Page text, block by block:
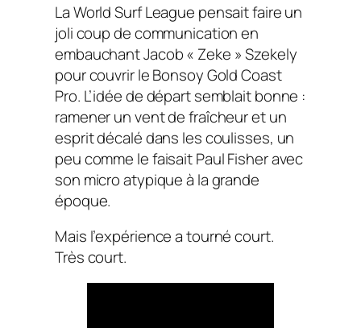
La World Surf League pensait faire un
joli coup de communication en
embauchant Jacob « Zeke » Szekely
pour couvrir le Bonsoy Gold Coast
Pro. L’idée de départ semblait bonne :
ramener un vent de fraîcheur et un
esprit décalé dans les coulisses, un
peu comme le faisait Paul Fisher avec
son micro atypique à la grande
époque.
Mais l’expérience a tourné court.
Très court.